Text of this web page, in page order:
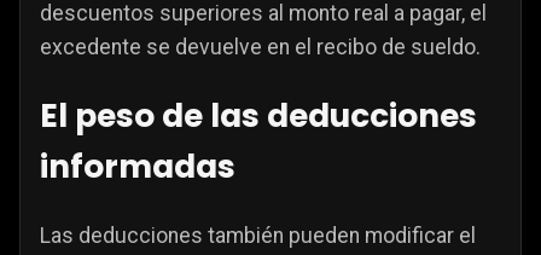
descuentos superiores al monto real a pagar, el
excedente se devuelve en el recibo de sueldo.
El peso de las deducciones
informadas
Las deducciones también pueden modificar el